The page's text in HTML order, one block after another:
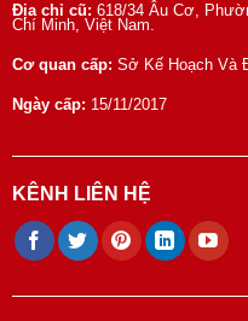
Địa chỉ cũ: 618/34 Âu Cơ,
Chí Minh, Việt Nam.
Cơ quan cấp: Sở Kế Hoạch Và
Ngày cấp: 15/11/2017
KÊNH LIÊN HỆ